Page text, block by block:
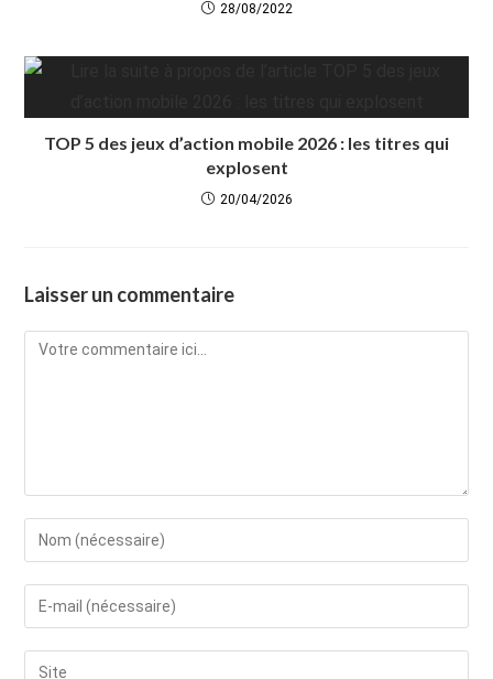
28/08/2022
TOP 5 des jeux d’action mobile 2026 : les titres qui
explosent
20/04/2026
Laisser un commentaire
Comment
Enter
your
name
Enter
your
email
Saisir